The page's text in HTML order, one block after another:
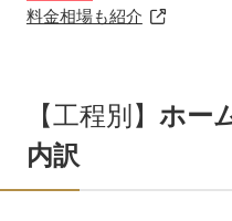
料金相場も紹介
【工程別】 ホー
内訳